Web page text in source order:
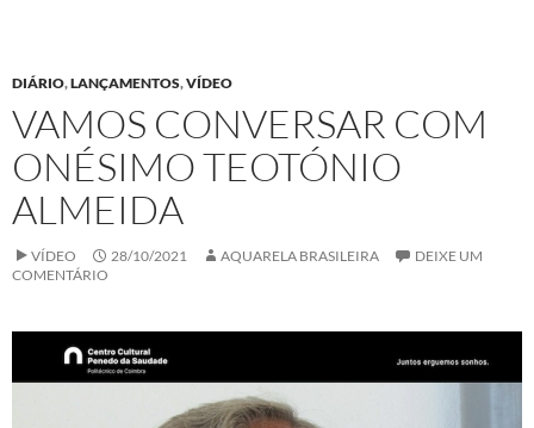
DIÁRIO,LANÇAMENTOS,VÍDEO
VAMOS CONVERSAR COM
ONÉSIMO TEOTÓNIO
ALMEIDA
VÍDEO 28/10/2021 AQUARELA BRASILEIRA
DEIXE UM
COMENTÁRIO